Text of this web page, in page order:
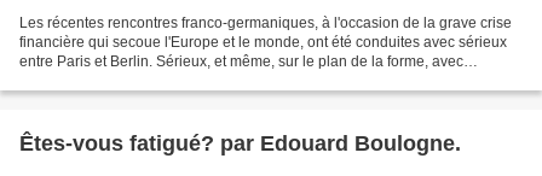
Les récentes rencontres franco-germaniques, à l'occasion de la grave crise
financière qui secoue l'Europe et le monde, ont été conduites avec sérieux
entre Paris et Berlin. Sérieux, et même, sur le plan de la forme, avec
Êtes-vous fatigué? par Edouard Boulogne.